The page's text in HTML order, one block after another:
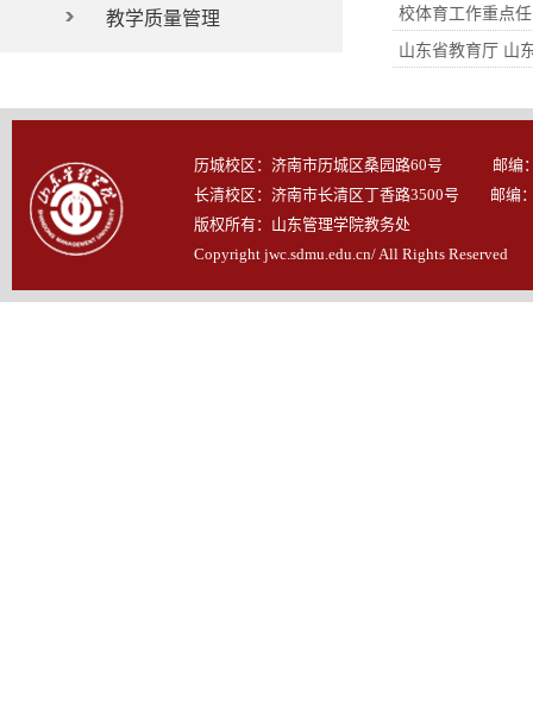
教学质量管理
校体育工作重点
山东省教育厅 山
历城校区：济南市历城区桑园路60号 邮编
长清校区：济南市长清区丁香路3500号 邮编
版权所有：山东管理学院教务处
Copyright jwc.sdmu.edu.cn/ All Rights Reserved